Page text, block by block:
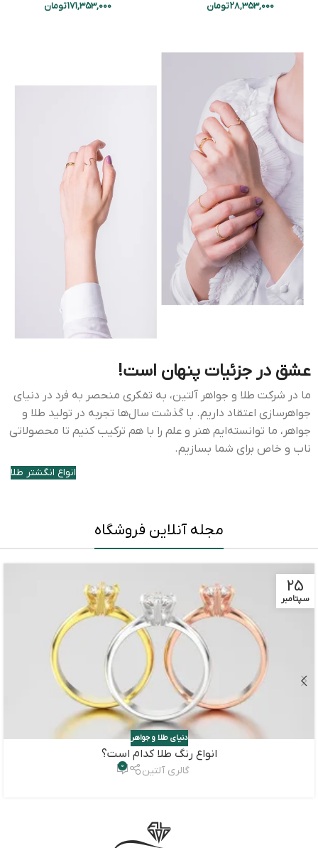
28,353,000تومان 171,353,000تومان
عشق در جزئیات پنهان است!
ما در شرکت طلا و جواهر آلتین، به تفکری منحصر به فرد در دنیای
جواهرسازی اعتقاد داریم. با گذشت سال‌ها تجربه در تولید طلا و
جواهر، ما توانسته‌ایم هنر و علم را با هم ترکیب کنیم تا محصولاتی
ناب و خاص برای شما بسازیم.
انواع انگشتر طلا
مجله آنلاین فروشگاه
25
سپتامبر
دنیای طلا و جواهر
انواع رنگ طلا کدام است؟
گالری آلتین 0